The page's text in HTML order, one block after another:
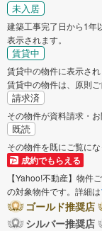
未入居
建築工事完了日から1年
表示されます。
賃貸中
賃貸中の物件に表示され
賃貸中の物件は、原則
請求済
その物件が資料請求・
既読
その物件を既にご覧に
成約でもらえる
【Yahoo!不動産】物件
の対象物件です。詳細は
ゴールド推奨店
シルバー推奨店